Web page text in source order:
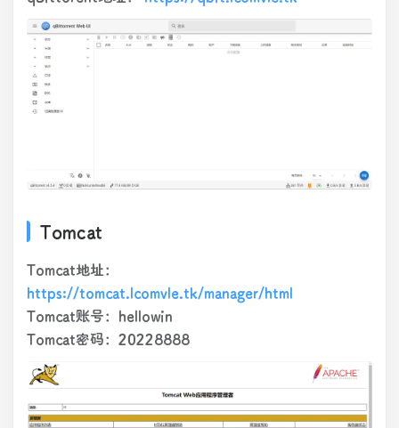
Tomcat
Tomcat地址：
https://tomcat.lcomvle.tk/manager/html
Tomcat账号：hellowin
Tomcat密码：20228888